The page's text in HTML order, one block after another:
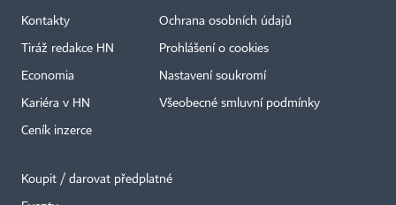
Kontakty
Tiráž redakce HN
Economia
Kariéra v HN
Ceník inzerce
Ochrana osobních údajů
Prohlášení o cookies
Nastavení soukromí
Všeobecné smluvní podmínky
Koupit / darovat předplatné